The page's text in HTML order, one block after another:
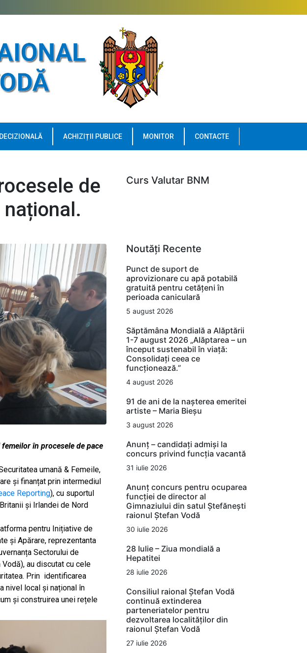
ACHIZIȚII PUBLICE MONITOR CONTACTE
de
femeilor în procesele de pace
umană & Femeile,
și finanțat prin intermediul
Reporting), cu suportul
și Irlandei de Nord
pentru Inițiative de
și Apărare, reprezentanta
Sectorului de
Vodă), au discutat cu cele
Prin identificarea
nivel local și național în
și construirea unei rețele
Curs Valutar BNM
Noutăți Recente
Punct de suport de
aprovizionare cu apă potabilă
gratuită pentru cetățeni în
perioada caniculară
5 august 2026
Săptămâna Mondială a Alăptării
1-7 august 2026 „Alăptarea – un
început sustenabil în viață:
Consolidați ceea ce
funcționează.”
4 august 2026
91 de ani de la nașterea emeritei
artiste – Maria Bieșu
3 august 2026
Anunț – candidați admiși la
concurs privind funcția vacantă
31 iulie 2026
Anunț concurs pentru ocuparea
funcției de director al
Gimnaziului din satul Ștefănești
raionul Ștefan Vodă
30 iulie 2026
28 Iulie – Ziua mondială a
Hepatitei
28 iulie 2026
Consiliul raional Ștefan Vodă
continuă extinderea
parteneriatelor pentru
dezvoltarea localităților din
raionul Ștefan Vodă
27 iulie 2026